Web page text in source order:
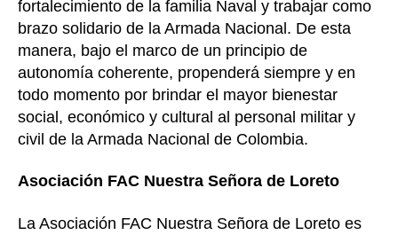
fortalecimiento de la familia Naval y trabajar como
brazo solidario de la Armada Nacional. De esta
manera, bajo el marco de un principio de
autonomía coherente, propenderá siempre y en
todo momento por brindar el mayor bienestar
social, económico y cultural al personal militar y
civil de la Armada Nacional de Colombia.
Asociación FAC Nuestra Señora de Loreto
La Asociación FAC Nuestra Señora de Loreto es